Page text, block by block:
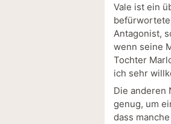
Vale ist ein
Antagonist,
wenn seine
Tochter
ich sehr
Die anderen
genug, um
dass